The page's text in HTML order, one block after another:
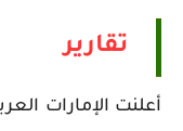
تقارير
أعلنت الإمارات